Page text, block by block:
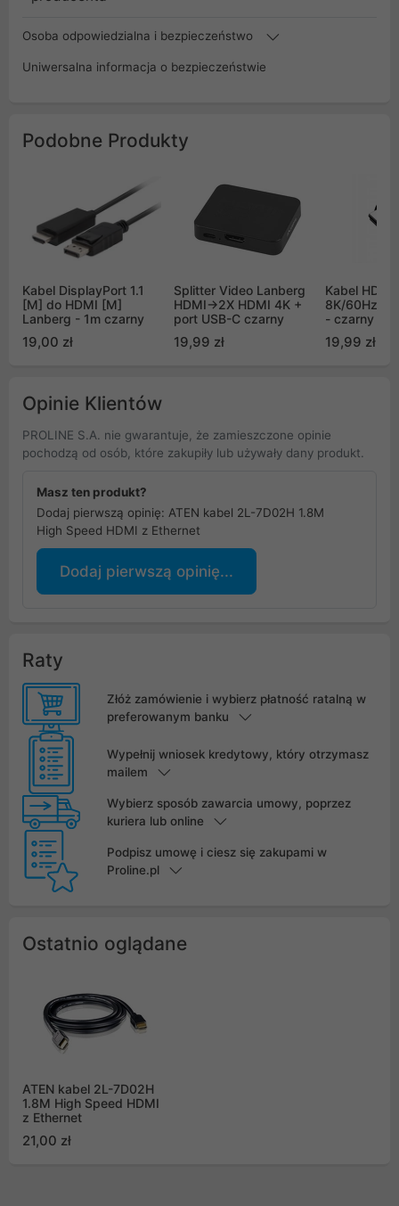
Osoba odpowiedzialna i bezpieczeństwo
Uniwersalna informacja o bezpieczeństwie
Podobne Produkty
Kabel DisplayPort 1.1
[M] do HDMI [M]
Lanberg - 1m czarny
19,00 zł
Splitter Video Lanberg
HDMI->2X HDMI 4K +
port USB-C czarny
19,99 zł
Kabel HDMI
8K/60Hz
- czarny
19,99 zł
Opinie Klientów
PROLINE S.A. nie gwarantuje, że zamieszczone opinie
pochodzą od osób, które zakupiły lub używały dany produkt.
Masz ten produkt?
Dodaj pierwszą opinię: ATEN kabel 2L-7D02H 1.8M
High Speed HDMI z Ethernet
Dodaj pierwszą opinię...
Raty
Złóż zamówienie i wybierz płatność ratalną w
preferowanym banku
Wypełnij wniosek kredytowy, który otrzymasz
mailem
Wybierz sposób zawarcia umowy, poprzez
kuriera lub online
Podpisz umowę i ciesz się zakupami w
Proline.pl
Ostatnio oglądane
ATEN kabel 2L-7D02H
1.8M High Speed HDMI
z Ethernet
21,00 zł